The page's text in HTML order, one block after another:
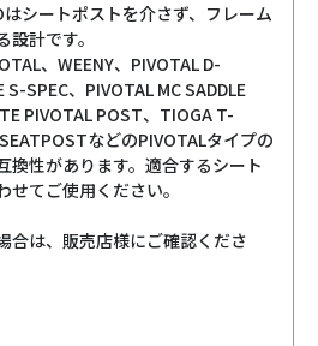
はシートポストを介さず、フレーム
計です。
、WEENY、PIVOTAL D-
S-SPEC、PIVOTAL MC SADDLE
PIVOTAL POST、TIOGA T-
などのPIVOTALタイプの
換性があります。適合するシート
せてご使用ください。
合は、販売店様にご確認くださ